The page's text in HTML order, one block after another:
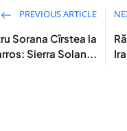
PREVIOUS ARTICLE
Sorana Cîrstea la
Sierra Solan...